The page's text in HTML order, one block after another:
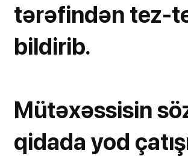
tərəfindən tez-
bildirib.
Mütəxəssisin
qidada yod